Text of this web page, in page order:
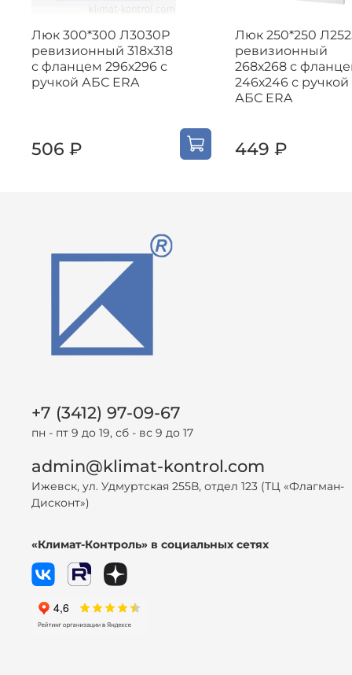
Люк 300*300 Л3030Р
ревизионный 318х318
с фланцем 296х296 с
ручкой АБС ERA
506 ₽
Люк 250*250
ревизионный
268х268 с
246х246 с ручкой
АБС ERA
449 ₽
+7 (3412) 97-09-67
пн - пт 9 до 19, сб - вс 9 до 17
admin@klimat-kontrol.com
Ижевск, ул. Удмуртская 255В, отдел 123 (ТЦ «Флагман-
Дисконт»)
«Климат-Контроль» в социальных сетях